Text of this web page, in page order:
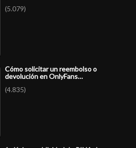
(5.079)
Cómo solicitar un reembolso o
devolución en OnlyFans…
(4.835)